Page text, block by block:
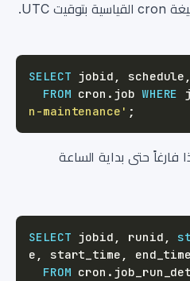
سلسلة الجدول الزمني هي صيغة cron القياسية بتوقيت UTC.
SELECT jobid , schedule ,
FROM cron . job WHERE
n-maintenance' ;
حتى بداية الساعة
SELECT jobid , runid ,
e , start_time ,
FROM cron .